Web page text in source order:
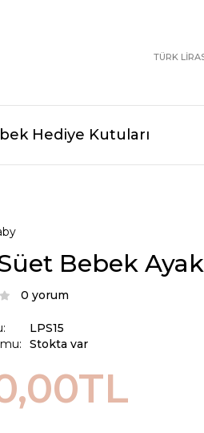
TÜRK
Hediye Kutuları
Bebek
0 yorum
LPS15
Stokta var